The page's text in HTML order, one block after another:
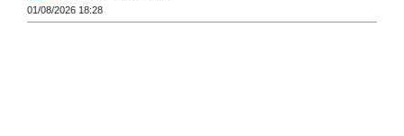
01/08/2026 18:28